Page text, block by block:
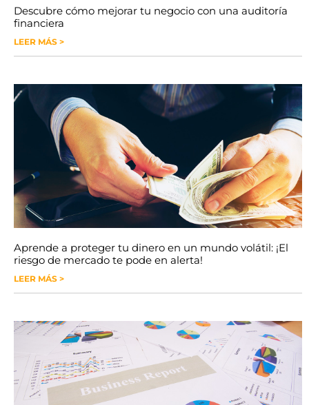
Descubre cómo mejorar tu negocio con una auditoría
financiera
LEER MÁS >
Aprende a proteger tu dinero en un mundo volátil: ¡El
riesgo de mercado te pode en alerta!
LEER MÁS >